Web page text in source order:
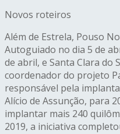
Novos roteiros
Além de Estrela, Pouso
Autoguiado no dia 5 de
de abril, e Santa Clara do
coordenador do projeto
responsável pela
Alício de Assunção, para
implantar mais 240
2019, a iniciativa